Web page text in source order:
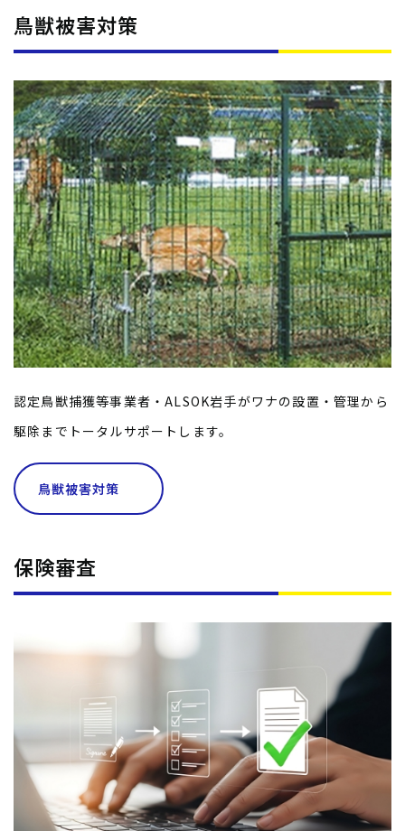
鳥獣被害対策
認定鳥獣捕獲等事業者・ALSOK岩手がワナの設置・管理から
駆除までトータルサポートします。
鳥獣被害対策
保険審査